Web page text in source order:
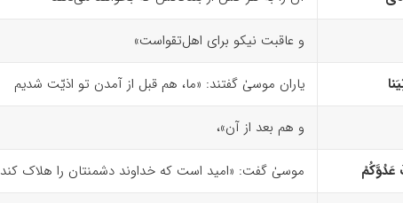
و عاقبت نیکو برای اهل‌تقواست»
یاران موسیٰ گفتند: «ما، هم قبل از آمدن تو اذیّت شدیم
و هم بعد از آن»،
عَدُوَّکُمْ موسیٰ گفت: «امید است که خداوند دشمنتان را هلاک کند